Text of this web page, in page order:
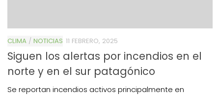
CLIMA / NOTICIAS 11 FEBRERO, 2025
Siguen los alertas por incendios en el
norte y en el sur patagónico
Se reportan incendios activos principalmente en